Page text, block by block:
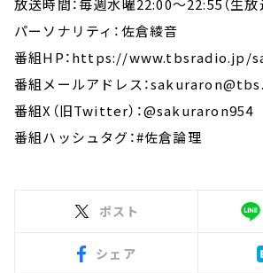
放送時間：毎週水曜22:00～22:55（生放
パーソナリティ：佐倉綾音
番組HP：https://www.tbsradio.jp/
番組メールアドレス：
番組X（旧Twitter）：@sakuraron954
番組ハッシュタグ：#佐倉論理
ポスト
シェア